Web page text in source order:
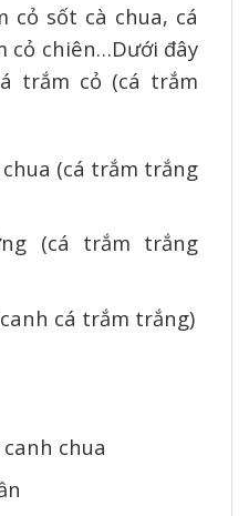
cỏ sốt cà chua, cá
cỏ chiên…Dưới đây
trắm cỏ (cá trắm
(cá trắm trắng
(cá trắm trắng
cá trắm trắng)
chua